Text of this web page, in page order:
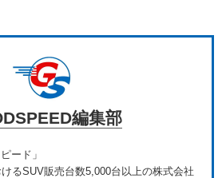
編集部
ード」
るSUV販売台数5,000台以上の株式会社